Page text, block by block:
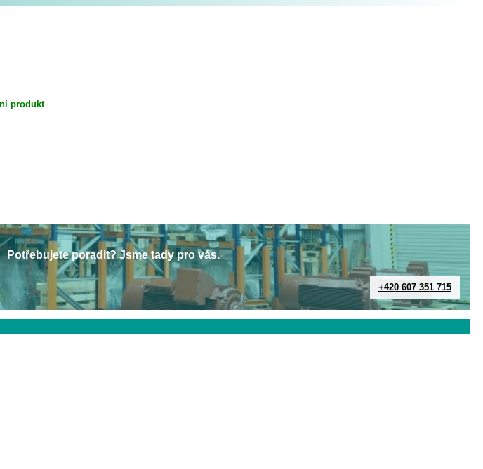
produkt
Potřebujete poradit? Jsme tady pro vás.
+420 607 351 715